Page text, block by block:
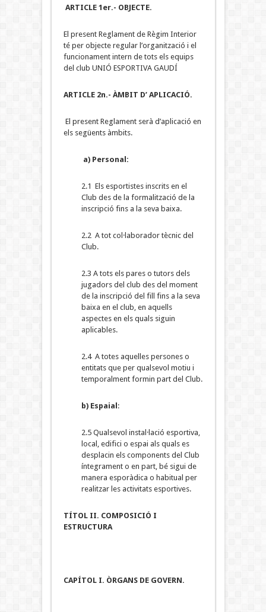
ARTICLE 1er.- OBJECTE.
El present Reglament de Règim Interior
té per objecte regular l’organització i el
funcionament intern de tots els equips
del club UNIÓ ESPORTIVA GAUDÍ
ARTICLE 2n.- ÀMBIT D’ APLICACIÓ.
El present Reglament serà d’aplicació en
els següents àmbits.
a) Personal:
2.1 Els esportistes inscrits en el
Club des de la formalització de la
inscripció fins a la seva baixa.
2.2 A tot col·laborador tècnic del
Club.
2.3 A tots els pares o tutors dels
jugadors del club des del moment
de la inscripció del fill fins a la seva
baixa en el club, en aquells
aspectes en els quals siguin
aplicables.
2.4 A totes aquelles persones o
entitats que per qualsevol motiu i
temporalment formin part del Club.
b) Espaial :
2.5 Qualsevol instal·lació esportiva,
local, edifici o espai als quals es
desplacin els components del Club
íntegrament o en part, bé sigui de
manera esporàdica o habitual per
realitzar les activitats esportives.
TÍTOL II. COMPOSICIÓ I
ESTRUCTURA
CAPÍTOL I. ÒRGANS DE GOVERN.